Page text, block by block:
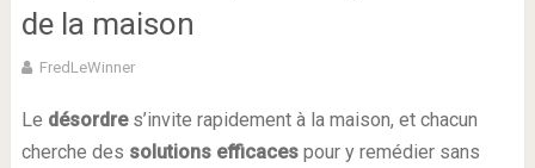
de la maison
FredLeWinner
Le désordres’invite rapidement à la maison, et chacun
cherche des solutions efficacespour y remédier sans